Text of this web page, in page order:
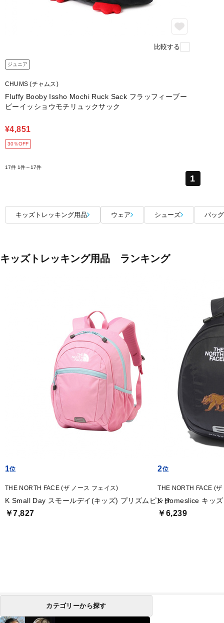
比較する
ジュニア
CHUMS (チャムス)
Fluffy Booby Issho Mochi Ruck Sack フラッフィーブー
ビーイッショウモチリュックサック
¥4,851
30％OFF
17件 1件～17件
1
キッズトレッキング用品 ウェア シューズ バッグ
キッズトレッキング用品 ランキング
1
THE NORTH FACE (ザ ノース フェイス)
K Small Day スモールデイ(キッズ) プリズムピンク
￥7,827
2
THE NORTH FACE (
K Homeslice キッ
￥6,239
カテゴリーから探す